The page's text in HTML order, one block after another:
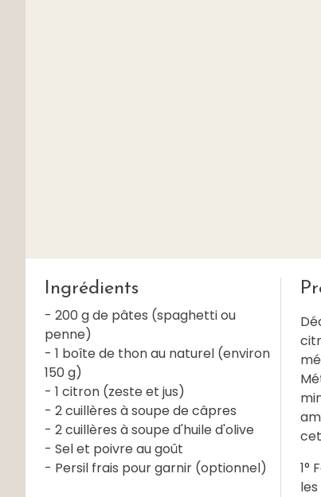
Ingrédients
- 200 g de pâtes (spaghetti ou
penne)
- 1 boîte de thon au naturel (environ
150 g)
- 1 citron (zeste et jus)
- 2 cuillères à soupe de câpres
- 2 cuillères à soupe d'huile d'olive
- Sel et poivre au goût
- Persil frais pour garnir (optionnel)
1°